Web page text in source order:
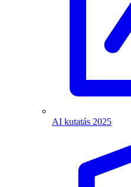
AI kutatás 2025